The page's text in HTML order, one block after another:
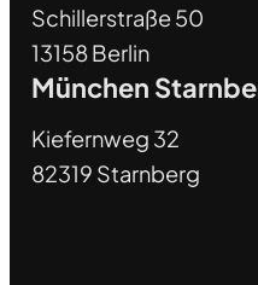
Schillerstraße 50
13158 Berlin
München
Kiefernweg 32
82319 Starnberg